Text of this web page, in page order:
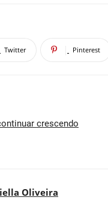
Twitter Pinterest
crescendo
Oliveira